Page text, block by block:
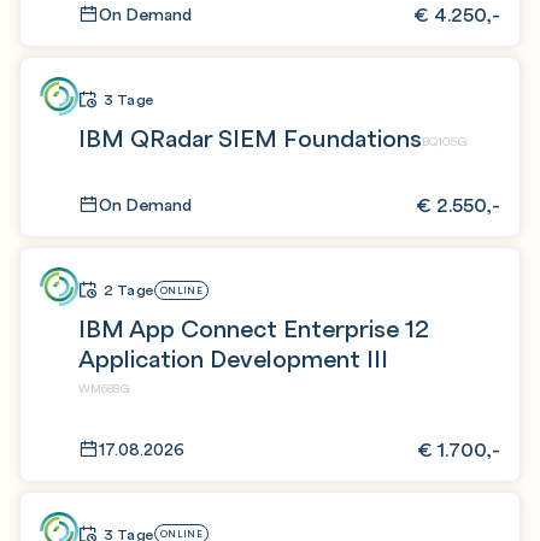
On Demand € 4.250,-
3 Tage
IBM QRadar SIEM FoundationsBQ105G
On Demand € 2.550,-
2 Tage ONLINE
IBM App Connect Enterprise 12
Application Development III
WM688G
17.08.2026 € 1.700,-
3 Tage ONLINE